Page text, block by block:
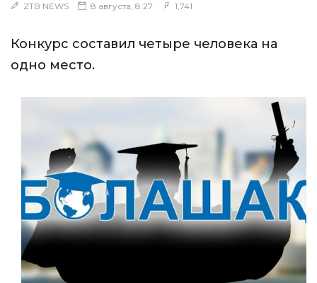
ZTB NEWS 8 августа, 8:27 1,741
Конкурс составил четыре человека на
одно место.